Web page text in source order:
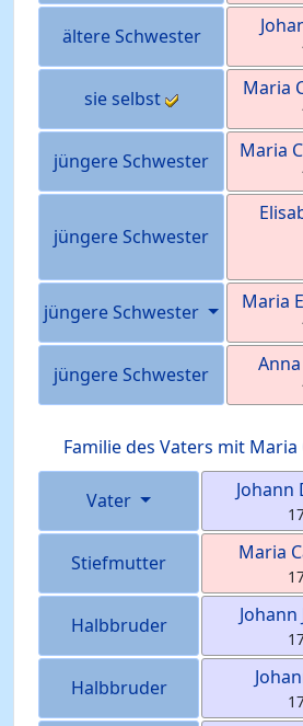
ältere Schwester
sie selbst Maria
jüngere Schwester Maria
jüngere Schwester
jüngere Schwester Maria
jüngere Schwester
Familie des Vaters mit Maria
Vater Johann
Stiefmutter Maria
Halbbruder Johann
Halbbruder